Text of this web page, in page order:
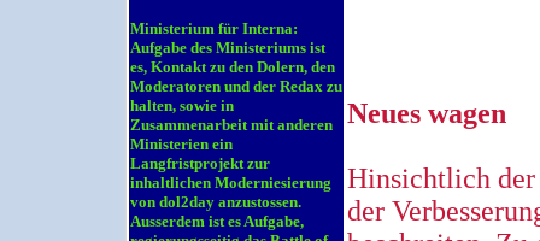
Ministerium für Interna:
Aufgabe des Ministeriums ist
es, Kontakt zu den Dolern, den
Moderatoren und der Redax zu
halten, sowie in
Zusammenarbeit mit anderen
Ministerien ein
Langfristprojekt zur
inhaltlichen Moderniesierung
von dol2day anzustossen.
Ausserdem ist es Aufgabe,
Neues wagen
Hinsichtlich der
der